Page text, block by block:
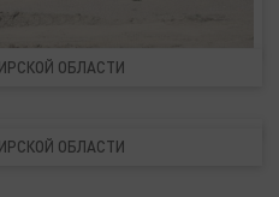
ОБЛАСТИ
ОБЛАСТИ